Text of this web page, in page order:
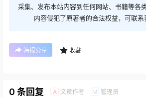
采集、发布本站内容到任何网站、书籍等各
内容侵犯了原著者的合法权益，可联系
海报分享 收藏
0 条回复 A 文章作者 M 管理员